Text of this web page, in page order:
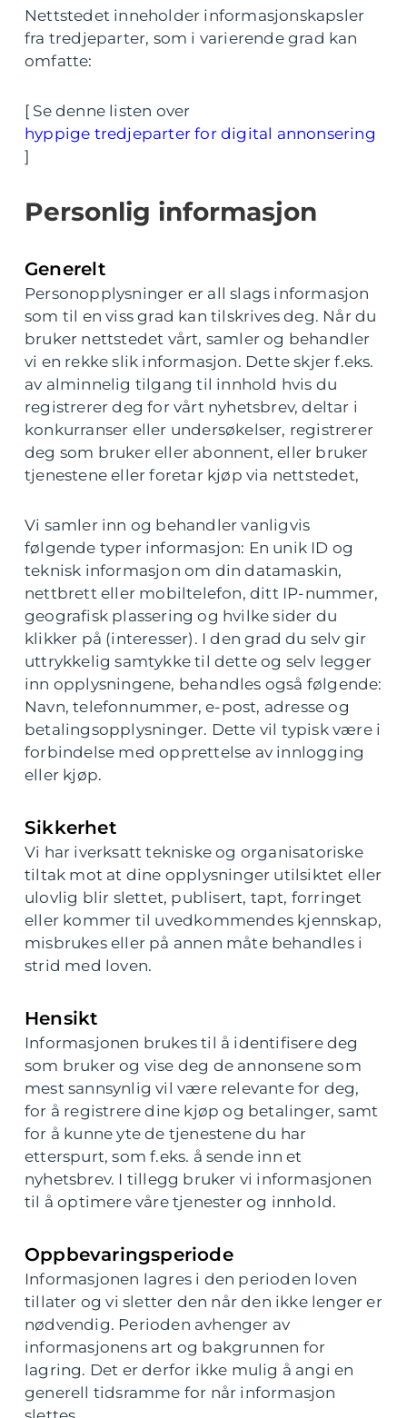
Nettstedet inneholder informasjonskapsler
fra tredjeparter, som i varierende grad kan
omfatte:
[ Se denne listen over
hyppige tredjeparter for digital annonsering
]
Personlig informasjon
Generelt
Personopplysninger er all slags informasjon
som til en viss grad kan tilskrives deg. Når du
bruker nettstedet vårt, samler og behandler
vi en rekke slik informasjon. Dette skjer f.eks.
av alminnelig tilgang til innhold hvis du
registrerer deg for vårt nyhetsbrev, deltar i
konkurranser eller undersøkelser, registrerer
deg som bruker eller abonnent, eller bruker
tjenestene eller foretar kjøp via nettstedet,
Vi samler inn og behandler vanligvis
følgende typer informasjon: En unik ID og
teknisk informasjon om din datamaskin,
nettbrett eller mobiltelefon, ditt IP-nummer,
geografisk plassering og hvilke sider du
klikker på (interesser). I den grad du selv gir
uttrykkelig samtykke til dette og selv legger
inn opplysningene, behandles også følgende:
Navn, telefonnummer, e-post, adresse og
betalingsopplysninger. Dette vil typisk være i
forbindelse med opprettelse av innlogging
eller kjøp.
Sikkerhet
Vi har iverksatt tekniske og organisatoriske
tiltak mot at dine opplysninger utilsiktet eller
ulovlig blir slettet, publisert, tapt, forringet
eller kommer til uvedkommendes kjennskap,
misbrukes eller på annen måte behandles i
strid med loven.
Hensikt
Informasjonen brukes til å identifisere deg
som bruker og vise deg de annonsene som
mest sannsynlig vil være relevante for deg,
for å registrere dine kjøp og betalinger, samt
for å kunne yte de tjenestene du har
etterspurt, som f.eks. å sende inn et
nyhetsbrev. I tillegg bruker vi informasjonen
til å optimere våre tjenester og innhold.
Oppbevaringsperiode
Informasjonen lagres i den perioden loven
tillater og vi sletter den når den ikke lenger er
nødvendig. Perioden avhenger av
informasjonens art og bakgrunnen for
lagring. Det er derfor ikke mulig å angi en
generell tidsramme for når informasjon